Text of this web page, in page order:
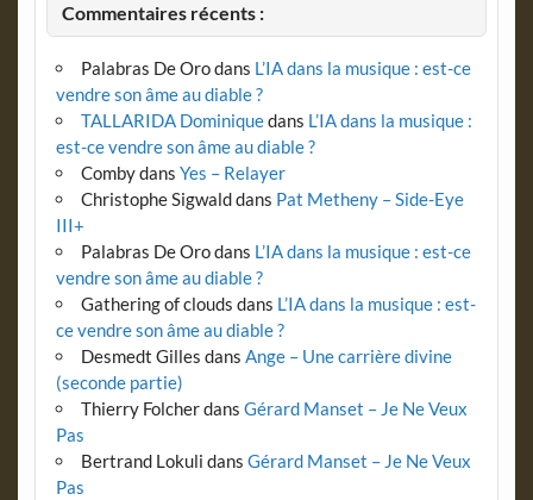
Commentaires récents :
Palabras De Orodans L’IA dans la musique : est-ce
vendre son âme au diable ?
TALLARIDA Dominiquedans L’IA dans la musique :
est-ce vendre son âme au diable ?
Combydans Yes – Relayer
Christophe Sigwalddans Pat Metheny – Side-Eye
III+
Palabras De Orodans L’IA dans la musique : est-ce
vendre son âme au diable ?
Gathering of clouds dans L’IA dans la musique : est-
ce vendre son âme au diable ?
Desmedt Gilles dans Ange – Une carrière divine
(seconde partie)
Thierry Folcherdans Gérard Manset – Je Ne Veux
Pas
Bertrand Lokuli dans Gérard Manset – Je Ne Veux
Pas